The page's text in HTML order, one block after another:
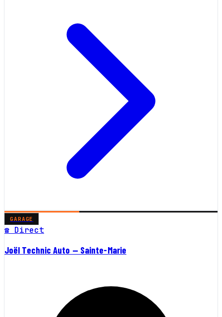
GARAGE
☎ Direct
Joël Technic Auto — Sainte-Marie